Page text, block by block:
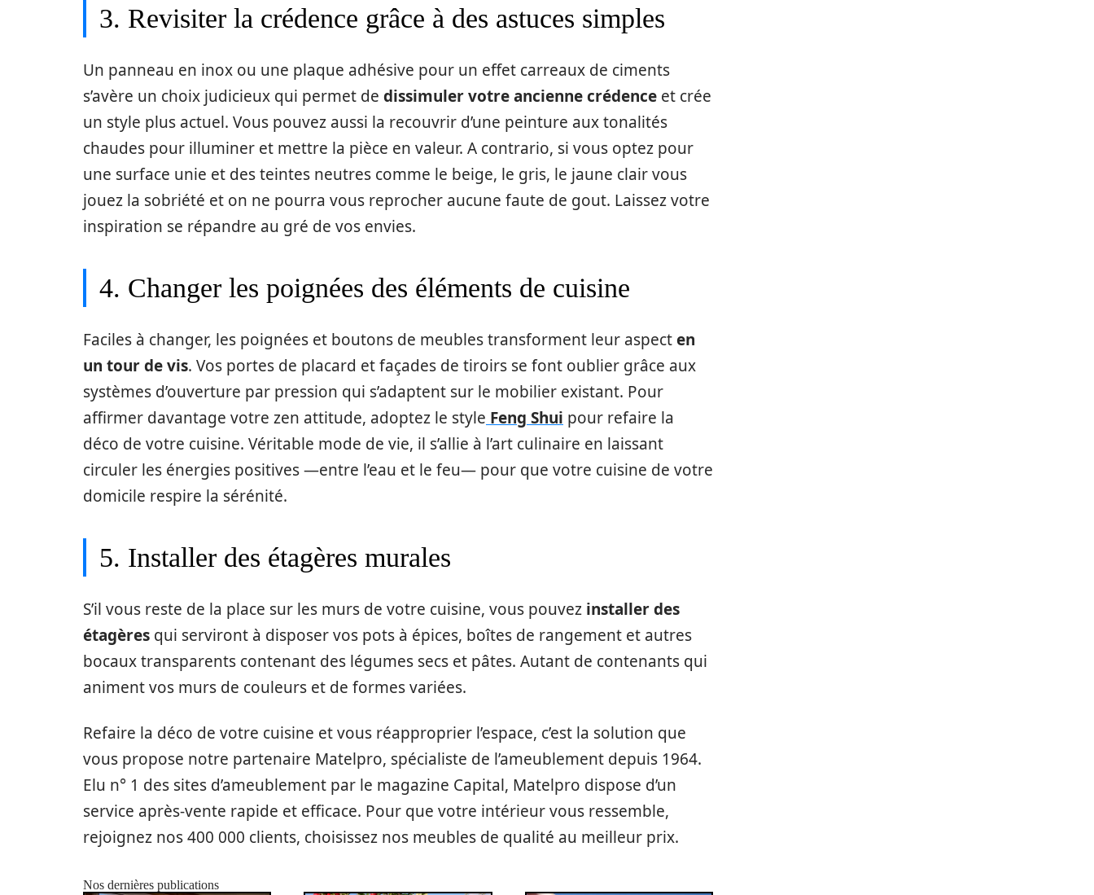
3. Revisiter la crédence grâce à des astuces simples
Un panneau en inox ou une plaque adhésive pour un effet carreaux de ciments
s’avère un choix judicieux qui permet de dissimuler votre ancienne crédence et crée
un style plus actuel. Vous pouvez aussi la recouvrir d’une peinture aux tonalités
chaudes pour illuminer et mettre la pièce en valeur. A contrario, si vous optez pour
une surface unie et des teintes neutres comme le beige, le gris, le jaune clair vous
jouez la sobriété et on ne pourra vous reprocher aucune faute de gout. Laissez votre
inspiration se répandre au gré de vos envies.
4. Changer les poignées des éléments de cuisine
Faciles à changer, les poignées et boutons de meubles transforment leur aspecten
un tour de vis. Vos portes de placard et façades de tiroirs se font oublier grâce aux
systèmes d’ouverture par pression qui s’adaptent sur le mobilier existant. Pour
affirmer davantage votre zen attitude, adoptez le style Feng Shui pour refaire la
déco de votre cuisine. Véritable mode de vie, il s’allie à l’art culinaire en laissant
circuler les énergies positives —entre l’eau et le feu— pour que votre cuisine de votre
domicile respire la sérénité.
5. Installer des étagères murales
S’il vous reste de la place sur les murs de votre cuisine, vous pouvez installer des
étagères qui serviront à disposer vos pots à épices, boîtes de rangement et autres
bocaux transparents contenant des légumes secs et pâtes. Autant de contenants qui
animent vos murs de couleurs et de formes variées.
Refaire la déco de votre cuisine et vous réapproprier l’espace, c’est la solution que
vous propose notre partenaire Matelpro, spécialiste de l’ameublement depuis 1964.
Elu n° 1 des sites d’ameublement par le magazine Capital, Matelpro dispose d’un
service après-vente rapide et efficace. Pour que votre intérieur vous ressemble,
rejoignez nos 400 000 clients, choisissez nos meubles de qualité au meilleur prix.
Nos dernières publications